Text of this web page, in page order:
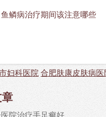
鱼鳞病治疗期间该注意哪些
妇科医院合肥肤康皮肤病医